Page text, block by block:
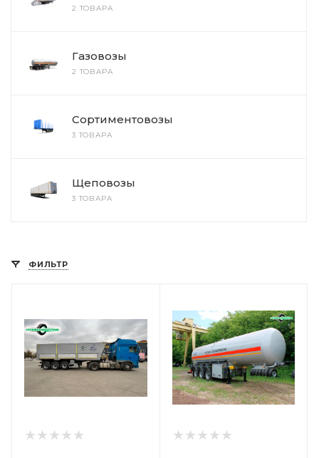
2 ТОВАРА
Газовозы
2 ТОВАРА
Сортиментовозы
3 ТОВАРА
Щеповозы
3 ТОВАРА
ФИЛЬТР